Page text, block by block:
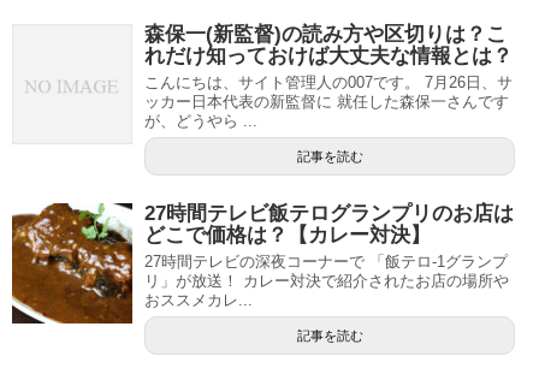
森保一(新監督)の読み方や区切りは？こ
れだけ知っておけば大丈夫な情報とは？
こんにちは、サイト管理人の007です。 7月26日、サ
ッカー日本代表の新監督に 就任した森保一さんです
が、どうやら ...
記事を読む
27時間テレビ飯テログランプリのお店は
どこで価格は？【カレー対決】
27時間テレビの深夜コーナーで 「飯テロ-1グランプ
リ」が放送！ カレー対決で紹介されたお店の場所や
おススメカレ...
記事を読む